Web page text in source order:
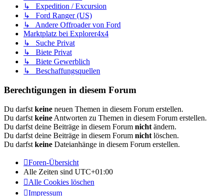
↳ Expedition / Excursion
↳ Ford Ranger (US)
↳ Andere Offroader von Ford
Marktplatz bei Explorer4x4
↳ Suche Privat
↳ Biete Privat
↳ Biete Gewerblich
↳ Beschaffungsquellen
Berechtigungen in diesem Forum
Du darfst keine neuen Themen in diesem Forum erstellen.
Du darfst keine Antworten zu Themen in diesem Forum erstellen.
Du darfst deine Beiträge in diesem Forum nicht ändern.
Du darfst deine Beiträge in diesem Forum nicht löschen.
Du darfst keine Dateianhänge in diesem Forum erstellen.
Foren-Übersicht
Alle Zeiten sind UTC+01:00
Alle Cookies löschen
Impressum